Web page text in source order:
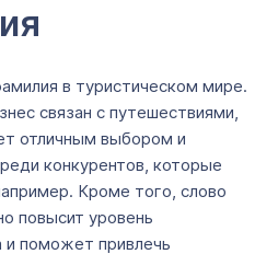
в туристическом мире.
связан с путешествиями,
отличным выбором и
конкурентов, которые
Кроме того, слово
повысит уровень
и поможет привлечь